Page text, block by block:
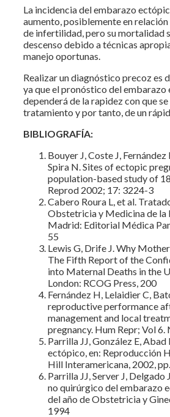
La incidencia del embarazo
aumento, posiblemente en
de infertilidad, pero su mortalidad
descenso debido a técnicas
manejo oportunas.
Realizar un diagnóstico precoz es
ya que el pronóstico del embarazo
dependerá de la rapidez con que
tratamiento y por tanto, de un
BIBLIOGRAFÍA:
Bouyer J, Coste J,
Spira N. Sites of ectopic
population-based study of
Reprod 2002; 17: 3224-3
Cabero Roura L, et al.
Obstetricia y Medicina de la
Madrid: Editorial Médica
55
Lewis G, Drife J. Why
The Fifth Report of the
into Maternal Deaths in the
London: RCOG Press, 200
Fernández H, Lelaidier C,
reproductive performance
management and local
pregnancy. Hum Repr; Vol
Parrilla JJ, González E, Abad
ectópico, en: Reproducción
Hill Interamericana, 2002,
Parrilla JJ, Server J,
no quirúrgico del embarazo
del año de Obstetricia y
1994